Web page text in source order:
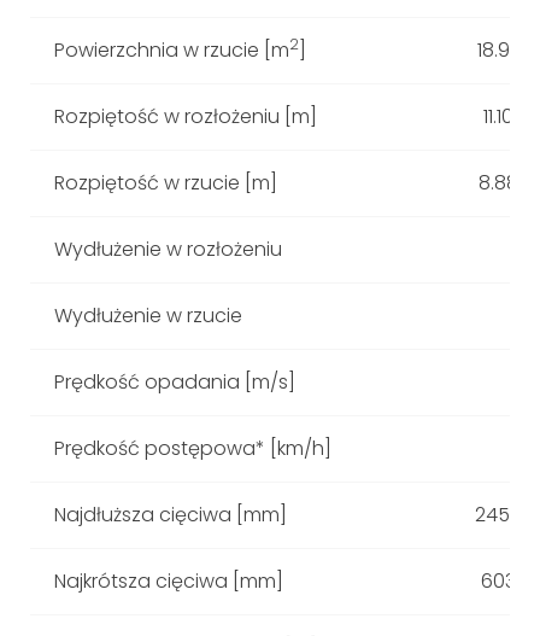
Powierzchnia w rzucie [m2 18.97
Rozpiętość w rozłożeniu [m] 11.10
Rozpiętość w rzucie [m] 8.88
Wydłużenie w rozłożeniu
Wydłużenie w rzucie
Prędkość opadania [m/s]
Prędkość postępowa* [km/h]
Najdłuższa cięciwa [mm] 2454
Najkrótsza cięciwa [mm] 603